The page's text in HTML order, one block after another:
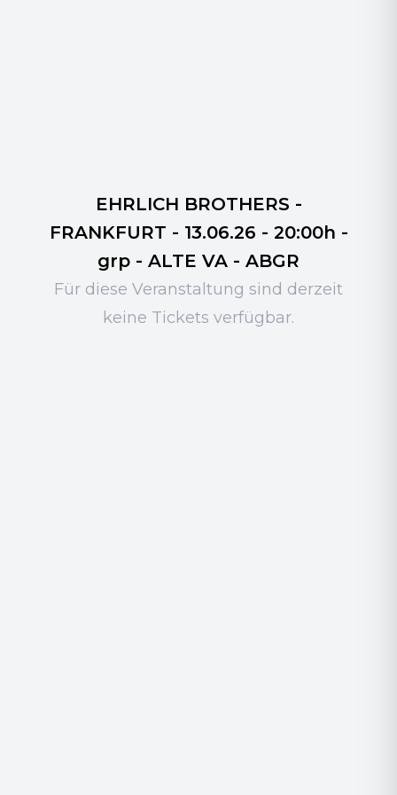
EHRLICH BROTHERS -
FRANKFURT - 13.06.26 - 20:00h -
grp - ALTE VA - ABGR
Für diese Veranstaltung sind derzeit
keine Tickets verfügbar.